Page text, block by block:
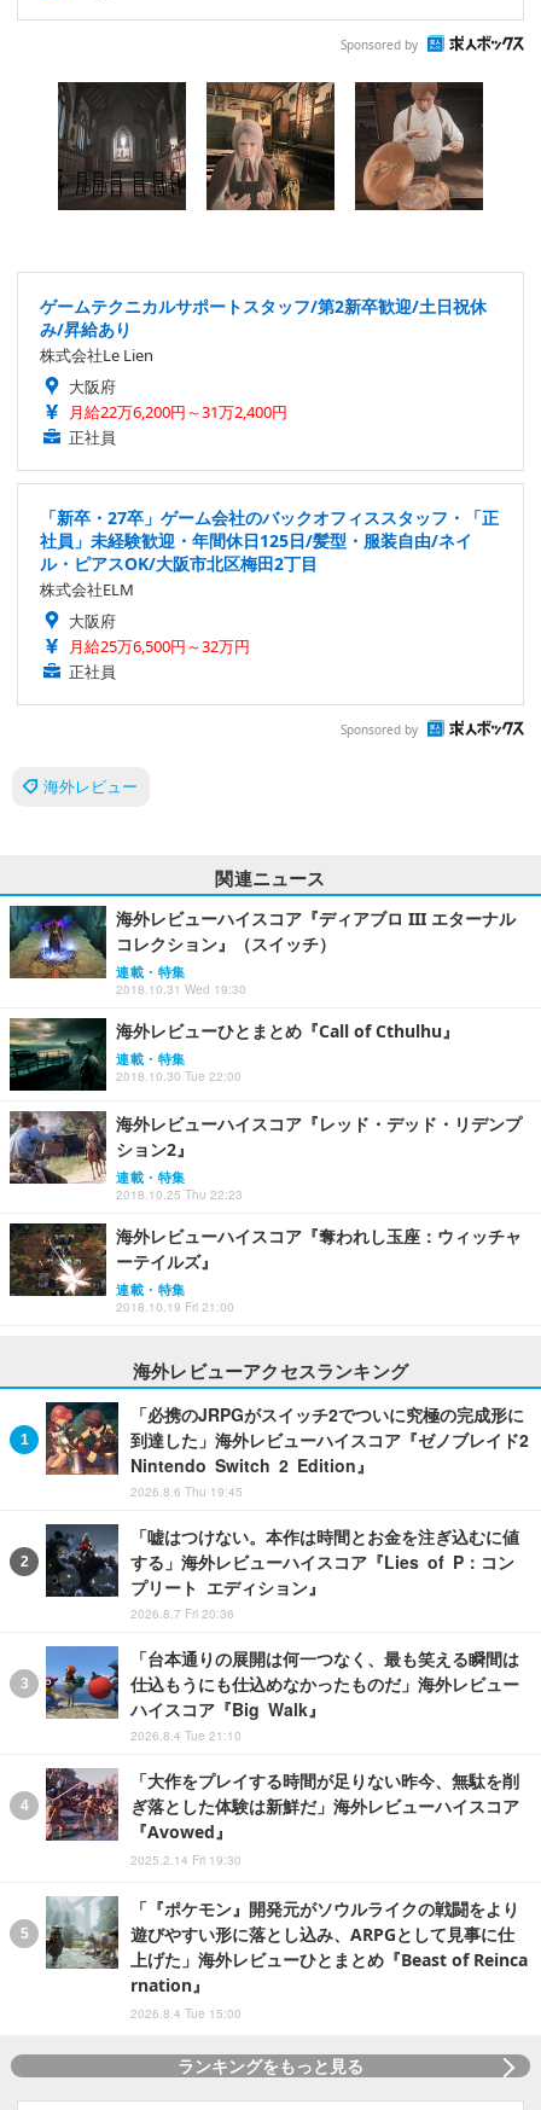
Sponsored by
ゲームテクニカルサポートスタッフ/第2新卒歓迎/土日祝休
み/昇給あり
株式会社Le Lien
大阪府
月給22万6,200円～31万2,400円
正社員
「新卒・27卒」ゲーム会社のバックオフィススタッフ・「正
社員」未経験歓迎・年間休日125日/髪型・服装自由/ネイ
ル・ピアスOK/大阪市北区梅田2丁目
株式会社ELM
大阪府
月給25万6,500円～32万円
正社員
Sponsored by
海外レビュー
関連ニュース
海外レビューハイスコア『ディアブロ III エターナル
コレクション』（スイッチ）
連載・特集
2018.10.31 Wed 19:30
海外レビューひとまとめ『Call of Cthulhu』
連載・特集
2018.10.30 Tue 22:00
海外レビューハイスコア『レッド・デッド・リデンプ
ション2』
連載・特集
2018.10.25 Thu 22:23
海外レビューハイスコア『奪われし玉座：ウィッチャ
ーテイルズ』
連載・特集
2018.10.19 Fri 21:00
海外レビューアクセスランキング
「必携のJRPGがスイッチ2でついに究極の完成形に
到達した」海外レビューハイスコア『ゼノブレイド2
Nintendo Switch 2 Edition』
2026.8.6 Thu 19:45
「嘘はつけない。本作は時間とお金を注ぎ込むに値
する」海外レビューハイスコア『Lies of P：コン
プリート エディション』
2026.8.7 Fri 20:36
「台本通りの展開は何一つなく、最も笑える瞬間は
仕込もうにも仕込めなかったものだ」海外レビュー
ハイスコア『Big Walk』
2026.8.4 Tue 21:10
「大作をプレイする時間が足りない昨今、無駄を削
ぎ落とした体験は新鮮だ」海外レビューハイスコア
『Avowed』
2025.2.14 Fri 19:30
「『ポケモン』開発元がソウルライクの戦闘をより
遊びやすい形に落とし込み、ARPGとして見事に仕
上げた」海外レビューひとまとめ『Beast of Reinca
rnation』
2026.8.4 Tue 15:00
ランキングをもっと見る